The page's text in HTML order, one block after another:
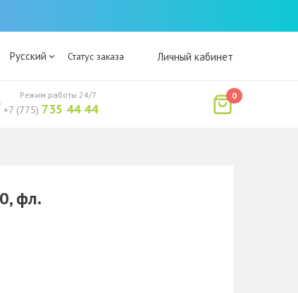
Русский Статус заказа Личный кабинет
+7 (775) 735 44 44
Режим работы 24/7 0
фл.